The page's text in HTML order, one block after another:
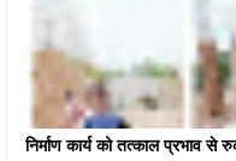
निर्माण कार्य को तत्काल प्रभाव से